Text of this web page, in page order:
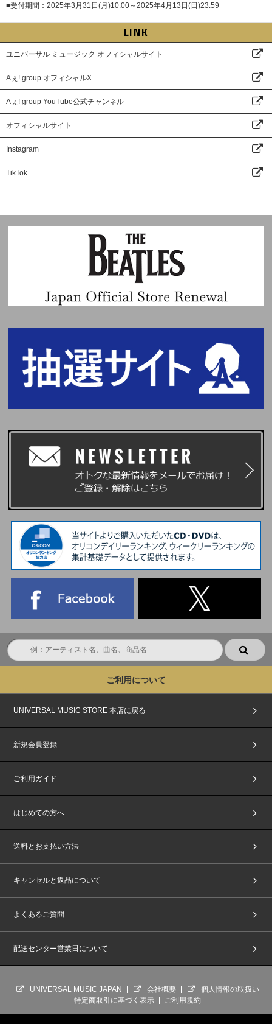
■受付期間：2025年3月31日(月)10:00～2025年4月13日(日)23:59
LINK
ユニバーサル ミュージック オフィシャルサイト
Aぇ! group オフィシャルX
Aぇ! group YouTube公式チャンネル
オフィシャルサイト
Instagram
TikTok
ご利用について
UNIVERSAL MUSIC STORE 本店に戻る
新規会員登録
ご利用ガイド
はじめての方へ
送料とお支払い方法
キャンセルと返品について
よくあるご質問
配送センター営業日について
UNIVERSAL MUSIC JAPAN 会社概要
個人情報の取扱い
特定商取引に基づく表示
ご利用規約